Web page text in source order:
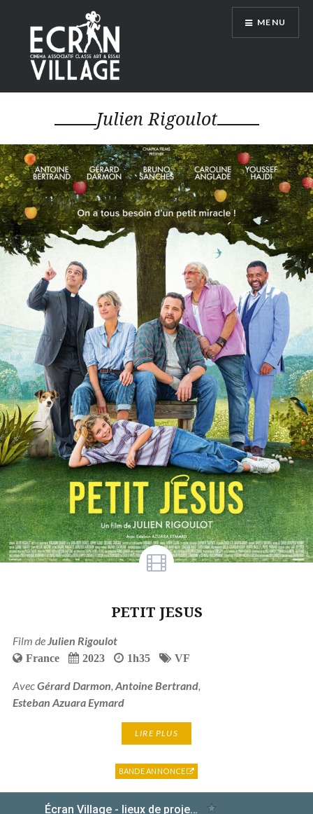
contenu
principal
ÉCRAN VILLAGE
MENU
Julien Rigoulot
PETIT JESUS
Film de Julien Rigoulot
France 2023 1h35 VF
AvecGérard Darmon Antoine Bertrand,
Esteban Azuara Eymard
LIRE PLUS
BANDE ANNONCE